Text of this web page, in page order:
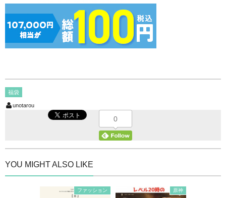
福袋
unotarou
0
YOU MIGHT ALSO LIKE
ファッション 原神